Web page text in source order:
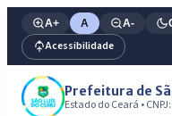
A+ A A-
Acessibilidade
Prefeitura de
Estado do Ceará •